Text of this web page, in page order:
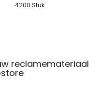
4200 Stuk
reclamemateriaal